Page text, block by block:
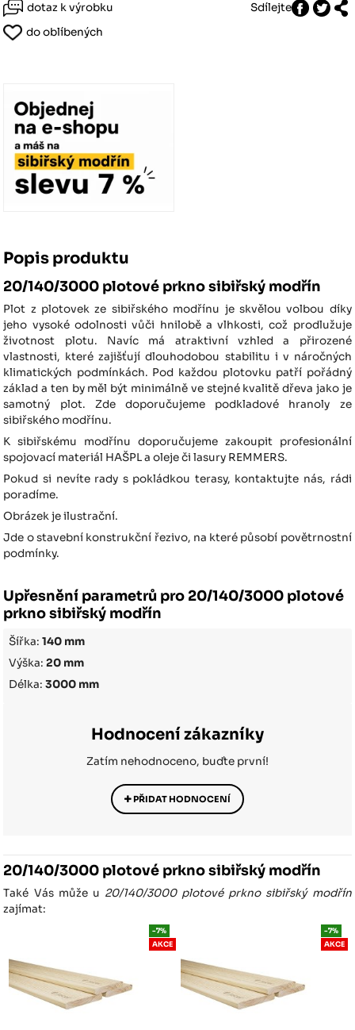
dotaz k výrobku
Sdílejte
do oblíbených
Popis produktu
20/140/3000 plotové prkno sibiřský modřín
Plot z plotovek ze sibiřského modřínu je skvělou volbou díky
jeho vysoké odolnosti vůči hnilobě a vlhkosti, což prodlužuje
životnost plotu. Navíc má atraktivní vzhled a přirozené
vlastnosti, které zajišťují dlouhodobou stabilitu i v náročných
klimatických podmínkách. Pod každou plotovku patří pořádný
základ a ten by měl být minimálně ve stejné kvalitě dřeva jako je
samotný plot. Zde doporučujeme podkladové hranoly ze
sibiřského modřínu.
K sibiřskému modřínu doporučujeme zakoupit profesionální
spojovací materiál HAŠPL a oleje či lasury REMMERS.
Pokud si nevíte rady s pokládkou terasy, kontaktujte nás, rádi
poradíme.
Obrázek je ilustrační.
Jde o stavební konstrukční řezivo, na které působí povětrnostní
podmínky.
Upřesnění parametrů pro 20/140/3000 plotové
prkno sibiřský modřín
Šířka:140 mm
Výška:20 mm
Délka:3000 mm
Hodnocení zákazníky
Zatím nehodnoceno, buďte první!
PŘIDAT HODNOCENÍ
20/140/3000 plotové prkno sibiřský modřín
Také Vás může u 20/140/3000 plotové prkno sibiřský modřín
zajímat:
-7%
AKCE
-7%
AKCE